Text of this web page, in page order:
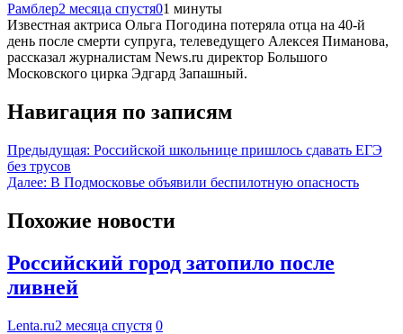
Рамблер2 месяца спустя01 минуты
Известная актриса Ольга Погодина потеряла отца на 40-й
день после смерти супруга, телеведущего Алексея Пиманова,
рассказал журналистам News.ru директор Большого
Московского цирка Эдгард Запашный.
Навигация по записям
Предыдущая: Российской школьнице пришлось сдавать ЕГЭ
без трусов
Далее: В Подмосковье объявили беспилотную опасность
Похожие новости
Российский город затопило после
ливней
Lenta.ru2 месяца спустя 0